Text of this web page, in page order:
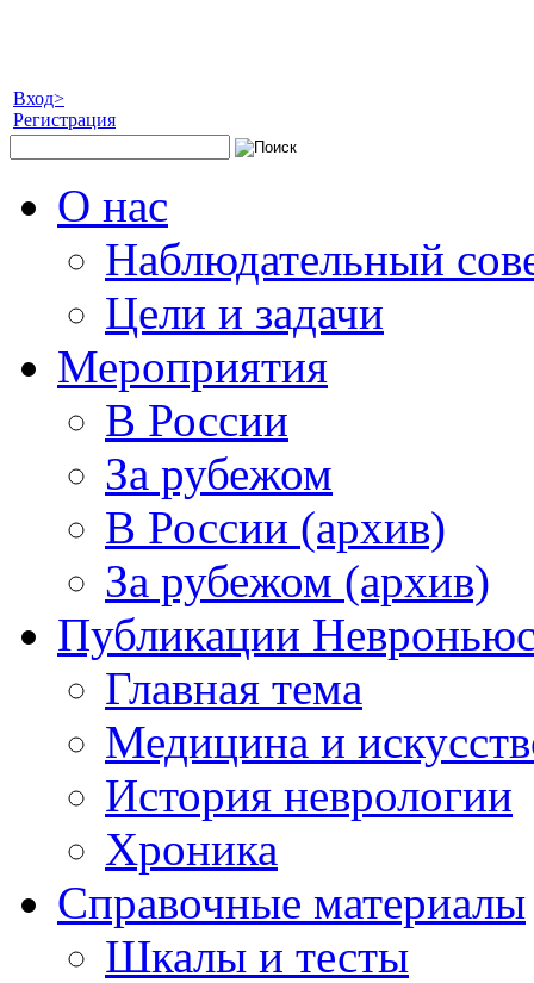
Вход>
Регистрация
О нас
Наблюдательный
Цели и задачи
Мероприятия
В России
За рубежом
В России (архив)
За рубежом (архив)
Публикации
Главная тема
Медицина и
История неврологии
Хроника
Справочные материалы
Шкалы и тесты